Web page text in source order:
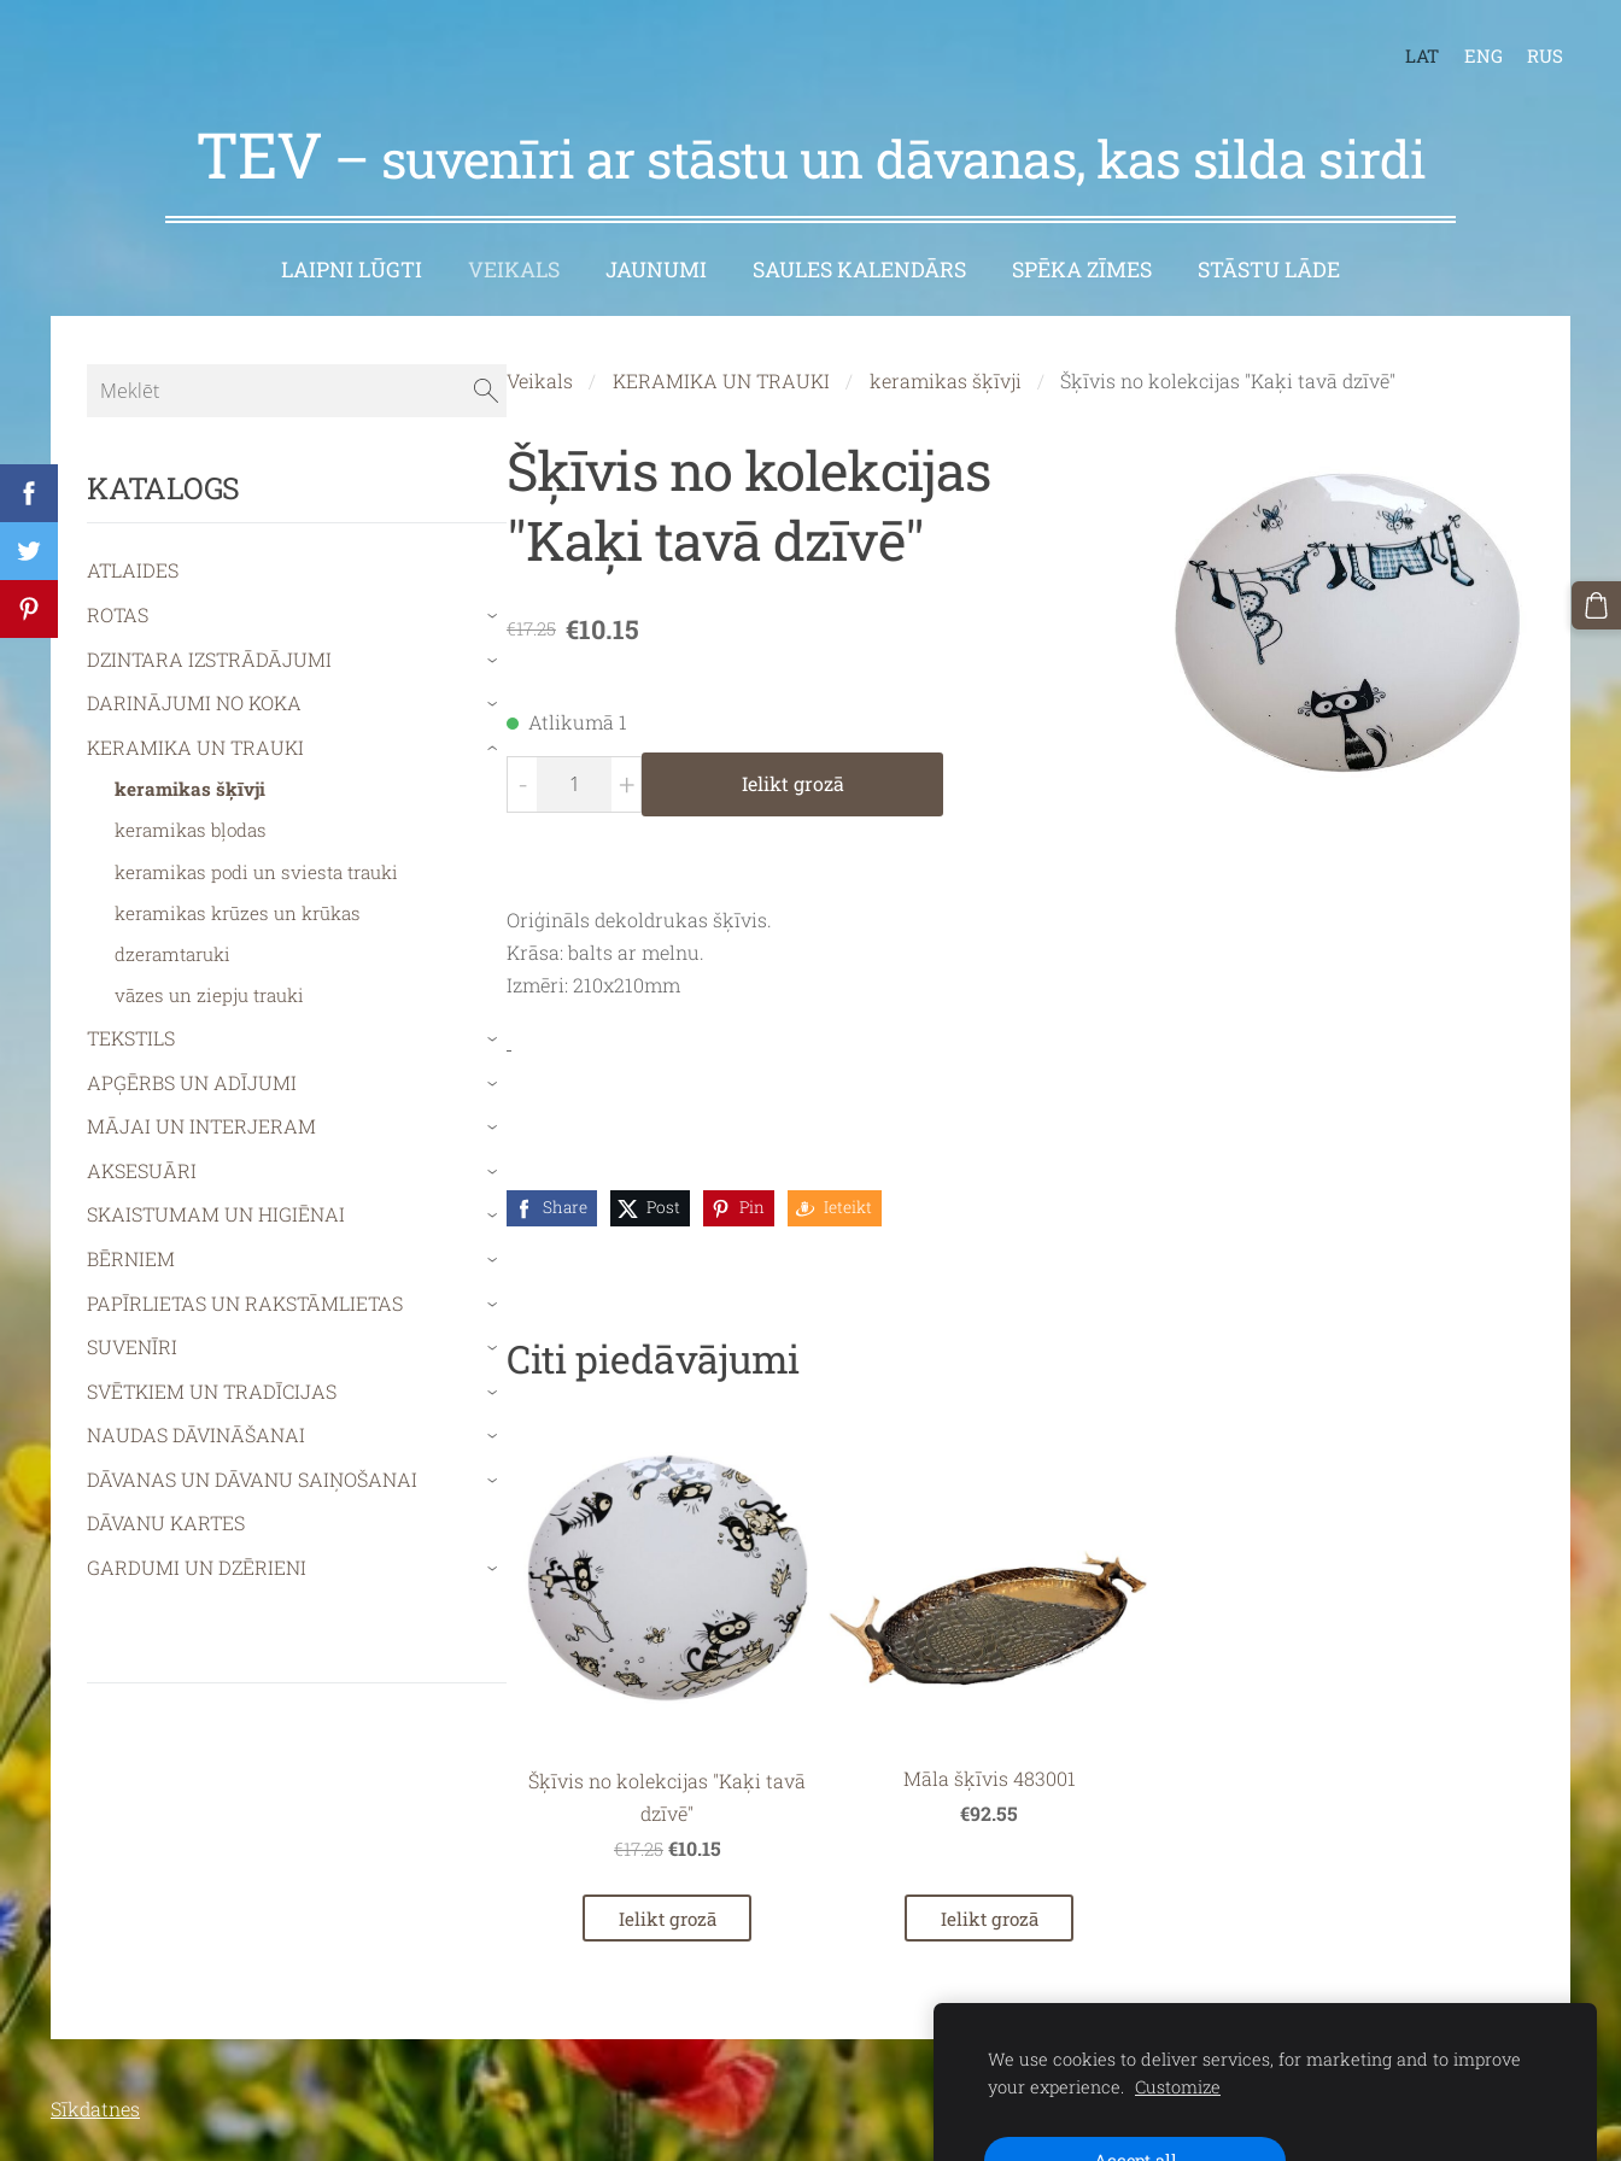
LAT ENG RUS
TEV – suvenīri ar stāstu un dāvanas, kas silda sirdi
LAIPNI LŪGTI VEIKALS JAUNUMI SAULES KALENDĀRS SPĒKA ZĪMES STĀSTU LĀDE
KATALOGS
ATLAIDES
ROTAS
›
DZINTARA IZSTRĀDĀJUMI ›
DARINĀJUMI NO KOKA ›
KERAMIKA UN TRAUKI
keramikas šķīvji
keramikas bļodas
keramikas podi un sviesta trauki
keramikas krūzes un krūkas
dzeramtaruki
vāzes un ziepju trauki
›
TEKSTILS ›
APĢĒRBS UN ADĪJUMI ›
MĀJAI UN INTERJERAM ›
AKSESUĀRI ›
SKAISTUMAM UN HIGIĒNAI ›
BĒRNIEM ›
PAPĪRLIETAS UN RAKSTĀMLIETAS ›
SUVENĪRI ›
SVĒTKIEM UN TRADĪCIJAS ›
NAUDAS DĀVINĀŠANAI ›
DĀVANAS UN DĀVANU SAIŅOŠANAI ›
DĀVANU KARTES
GARDUMI UN DZĒRIENI
›
Veikals KERAMIKA UN TRAUKI keramikas šķīvji Šķīvis no kolekcijas "Kaķi tavā dzīvē"
Šķīvis no kolekcijas
"Kaķi tavā dzīvē"
€17.25 €10.15
Atlikumā 1
- + Ielikt grozā
Oriģināls dekoldrukas šķīvis.
Krāsa: balts ar melnu.
Izmēri: 210x210mm
Share Post Pin Ieteikt
Citi piedāvājumi
Šķīvis no kolekcijas "Kaķi tavā
dzīvē"
€17.25 €10.15
Ielikt grozā
Māla šķīvis 483001
€92.55
Ielikt grozā
Sīkdatnes
We use cookies to deliver services, for marketing and to improve
your experience. Customize